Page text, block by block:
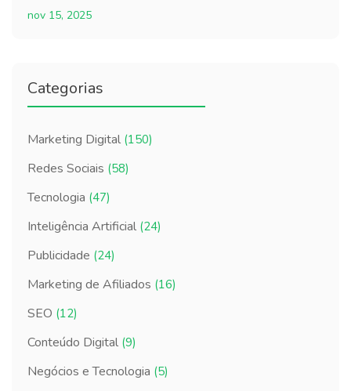
nov 15, 2025
Categorias
Marketing Digital (150)
Redes Sociais (58)
Tecnologia (47)
Inteligência Artificial (24)
Publicidade (24)
Marketing de Afiliados (16)
SEO (12)
Conteúdo Digital (9)
Negócios e Tecnologia (5)